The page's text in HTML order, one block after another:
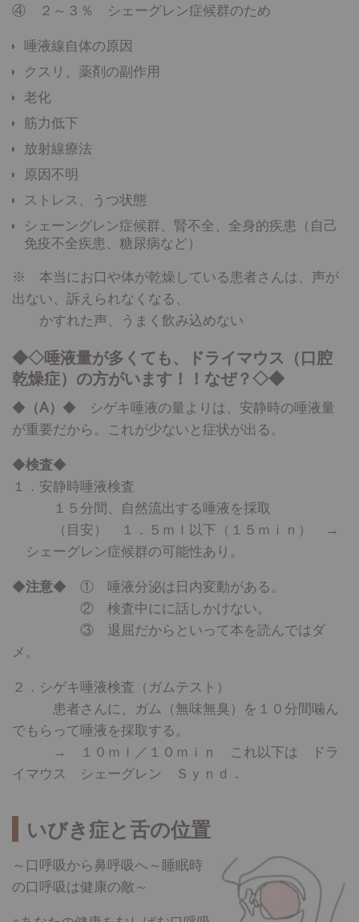
④ ２～３％ シェーグレン症候群のため
唾液線自体の原因
クスリ、薬剤の副作用
老化
筋力低下
放射線療法
原因不明
ストレス、うつ状態
シェーングレン症候群、腎不全、全身的疾患（自己
免疫不全疾患、糖尿病など）
※ 本当にお口や体が乾燥している患者さんは、声が
出ない、訴えられなくなる、
かすれた声、うまく飲み込めない
◆◇唾液量が多くても、ドライマウス（口腔
乾燥症）の方がいます！！なぜ？◇◆
◆ （A） ◆ シゲキ唾液の量よりは、安静時の唾液量
が重要だから。これが少ないと症状が出る。
◆検査◆
１．安静時唾液検査
１５分間、自然流出する唾液を採取
（目安） １．５ｍｌ以下（１５ｍｉｎ） →
シェーグレン症候群の可能性あり。
◆注意◆ ① 唾液分泌は日内変動がある。
② 検査中にに話しかけない。
③ 退屈だからといって本を読んではダ
メ。
２．シゲキ唾液検査（ガムテスト）
患者さんに、ガム（無味無臭）を１０分間噛ん
でもらって唾液を採取する。
→ １０ｍｌ／１０ｍｉｎ これ以下は ドラ
イマウス シェーグレン Ｓｙｎｄ．
いびき症と舌の位置
～口呼吸から鼻呼吸へ～睡眠時
の口呼吸は健康の敵～